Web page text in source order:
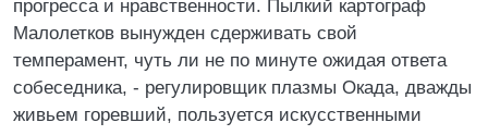
прогресса и нравственности. Пылкий картограф
Малолетков вынужден сдерживать свой
темперамент, чуть ли не по минуте ожидая ответа
собеседника, - регулировщик плазмы Окада, дважды
живьем горевший, пользуется искусственными